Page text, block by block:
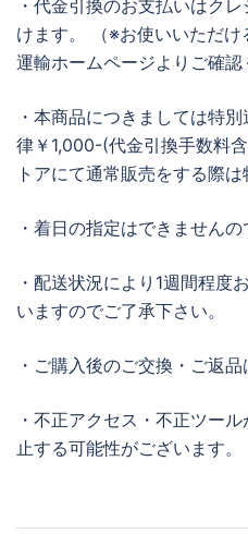
・代金引換のお支払いはク
けます。 （※お使いいただけ
運輸ホームページよりご確認
・本商品につきましては特
律￥1,000-(代金引換手数料
トアにて通常販売をする際
・着日の指定はできませんの
・配送状況により1週間程度
いますのでご了承下さい。
・ご購入後のご交換・ご返品
・不正アクセス・不正ツー
止する可能性がございます。